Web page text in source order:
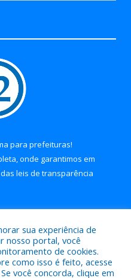
para prefeituras!
onde garantimos em
leis de transparência
sua experiência de
nosso portal, você
de cookies.
como isso é feito, acesse
Se você concorda, clique em